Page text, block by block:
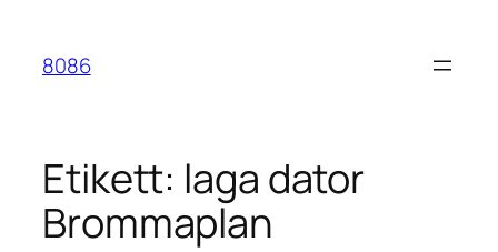
innehåll
8086
Etikett: laga dator
Brommaplan